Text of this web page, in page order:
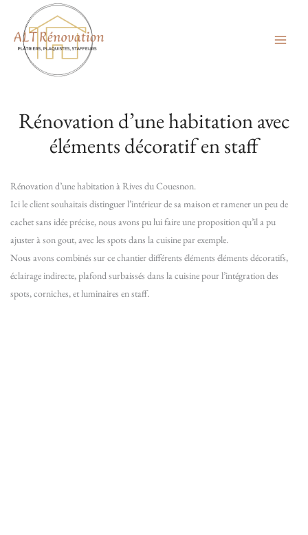
contenu
Rénovation d’une habitation avec
éléments décoratif en staff
Rénovation d’une habitation à Rives du Couesnon.
Ici le client souhaitais distinguer l’intérieur de sa maison et ramener un peu de
cachet sans idée précise, nous avons pu lui faire une proposition qu’il a pu
ajuster à son gout, avec les spots dans la cuisine par exemple.
Nous avons combinés sur ce chantier différents éléments éléments décoratifs,
éclairage indirecte, plafond surbaissés dans la cuisine pour l’intégration des
spots, corniches, et luminaires en staff.